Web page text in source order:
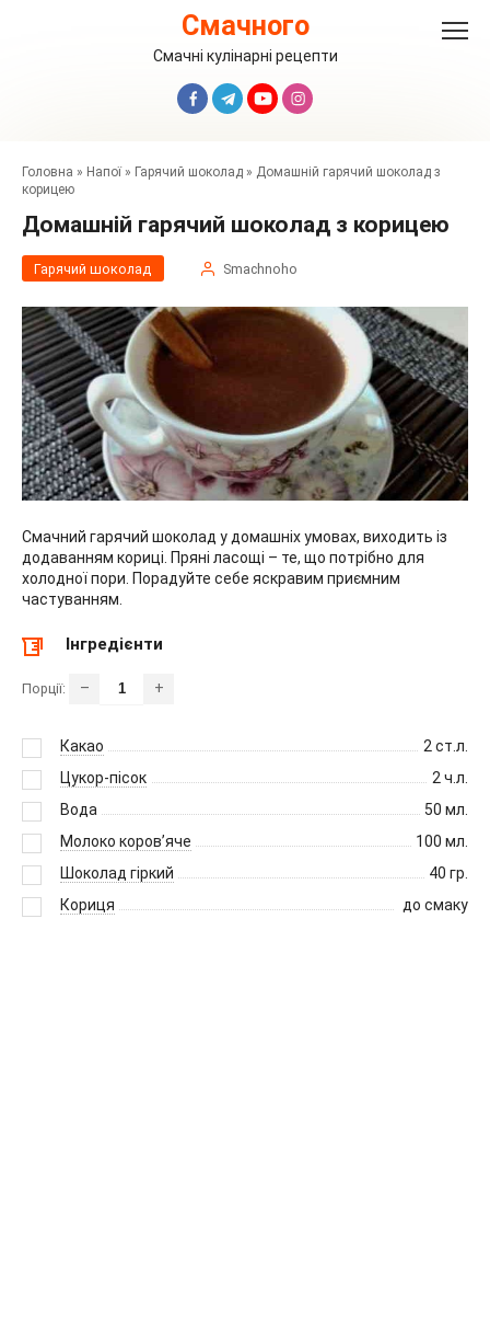
Смачного
Смачні кулінарні рецепти
Головна » Напої» Гарячий шоколад » Домашній гарячий шоколад з
корицею
Домашній гарячий шоколад з корицею
Гарячий шоколад Smachnoho
Смачний гарячий шоколад у домашніх умовах, виходить із
додаванням кориці. Пряні ласощі – те, що потрібно для
холодної пори. Порадуйте себе яскравим приємним
частуванням.
Інгредієнти
Порції: – +
Какао 2ст.л.
Цукор-пісок
2ч.л.
Вода
50 мл.
Молоко коров’яче
100 мл.
Шоколад гіркий
40 гр.
Кориця
до смаку